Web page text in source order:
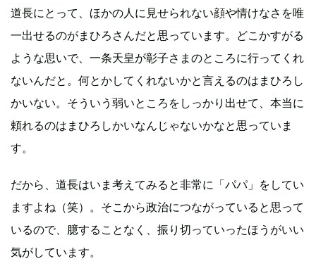
道長にとって、ほかの人に見せられない顔や情けなさを唯
一出せるのがまひろさんだと思っています。どこかすがる
ような思いで、一条天皇が彰子さまのところに行ってくれ
ないんだと。何とかしてくれないかと言えるのはまひろし
かいない。そういう弱いところをしっかり出せて、本当に
頼れるのはまひろしかいなんじゃないかなと思っていま
す。
だから、道長はいま考えてみると非常に「パパ」をしてい
ますよね（笑）。そこから政治につながっていると思って
いるので、臆することなく、振り切っていったほうがいい
気がしています。